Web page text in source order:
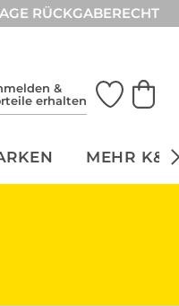
RÜCKGABERECHT
&
erhalten
MEHR K&Ö